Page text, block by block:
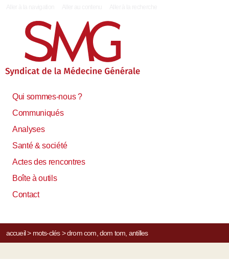
Qui sommes-nous ?
Communiqués
Analyses
Santé & société
Actes des rencontres
Boîte à outils
Contact
accueil> mots-clés> drom com, dom tom, antilles